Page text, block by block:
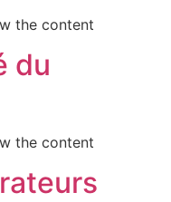
the content
du
the content